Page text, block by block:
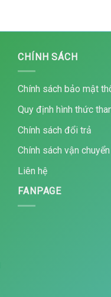
CHÍNH SÁCH
Chính sách bảo mật
Quy định hình thức
Chính sách đổi trả
Chính sách vận chuyển
Liên hệ
FANPAGE